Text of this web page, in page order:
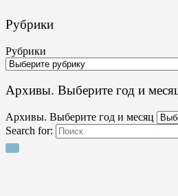
Рубрики
Рубрики
Архивы. Выберите год и
Архивы. Выберите год и месяц
Search for: